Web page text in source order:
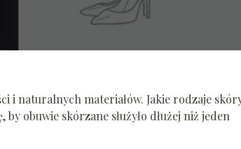
i naturalnych materiałów. Jakie rodzaje
obuwie skórzane służyło dłużej niż jeden